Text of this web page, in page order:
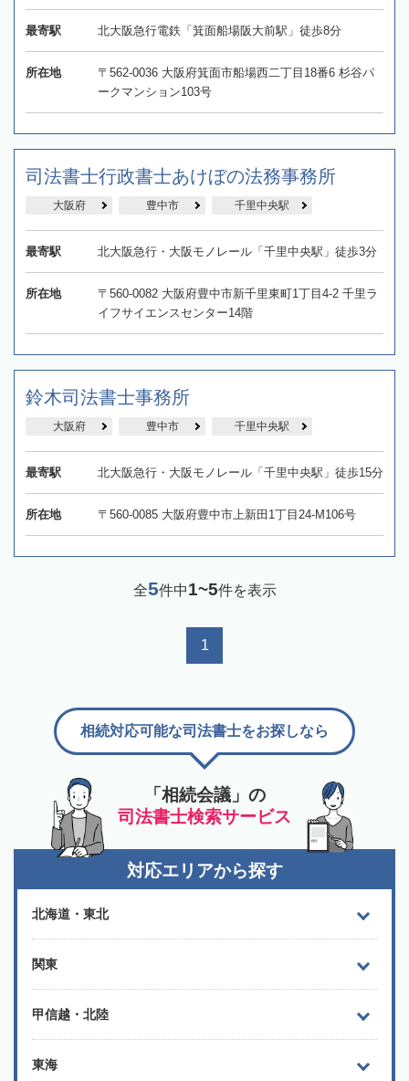
最寄駅 北大阪急行電鉄「箕面船場阪大前駅」徒歩8分
所在地
〒562-0036 大阪府箕面市船場西二丁目18番6 杉谷パ
ークマンション103号
司法書士行政書士あけぼの法務事務所
大阪府 豊中市 千里中央駅
最寄駅 北大阪急行・大阪モノレール「千里中央駅」徒歩3分
所在地
〒560-0082 大阪府豊中市新千里東町1丁目4-2 千里ラ
イフサイエンスセンター14階
鈴木司法書士事務所
大阪府 豊中市 千里中央駅
最寄駅 北大阪急行・大阪モノレール「千里中央駅」徒歩15分
所在地 〒560-0085 大阪府豊中市上新田1丁目24-M106号
全5件中1~5件を表示
1
「相続会議」の
司法書士検索サービス
相続対応可能な司法書士をお探しなら
対応エリアから探す
北海道・東北
関東
甲信越・北陸
東海